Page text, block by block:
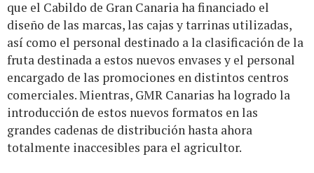
que el Cabildo de Gran Canaria ha financiado el
diseño de las marcas, las cajas y tarrinas utilizadas,
así como el personal destinado a la clasificación de la
fruta destinada a estos nuevos envases y el personal
encargado de las promociones en distintos centros
comerciales. Mientras, GMR Canarias ha logrado la
introducción de estos nuevos formatos en las
grandes cadenas de distribución hasta ahora
totalmente inaccesibles para el agricultor.